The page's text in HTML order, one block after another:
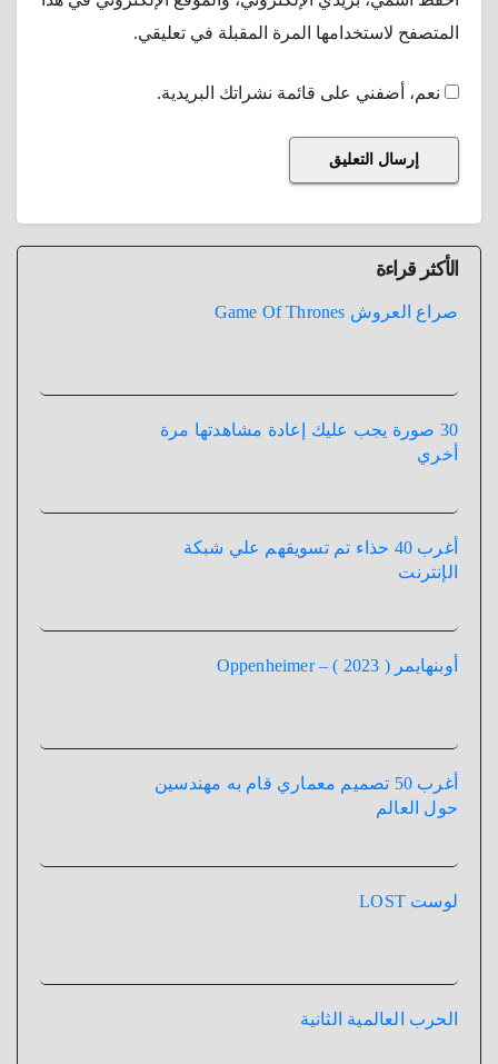
المتصفح لاستخدامها المرة المقبلة في تعليقي.
نعم، أضفني على قائمة نشراتك البريدية.
الأكثر قراءة
صراع العروش Game Of Thrones
30 صورة يجب عليك إعادة مشاهدتها مرة
أخري
أغرب 40 حذاء تم تسويقهم علي شبكة
الإنترنت
أوبنهايمر ( 2023 ) – Oppenheimer
أغرب 50 تصميم معماري قام به مهندسين
حول العالم
لوست LOST
الحرب العالمية الثانية